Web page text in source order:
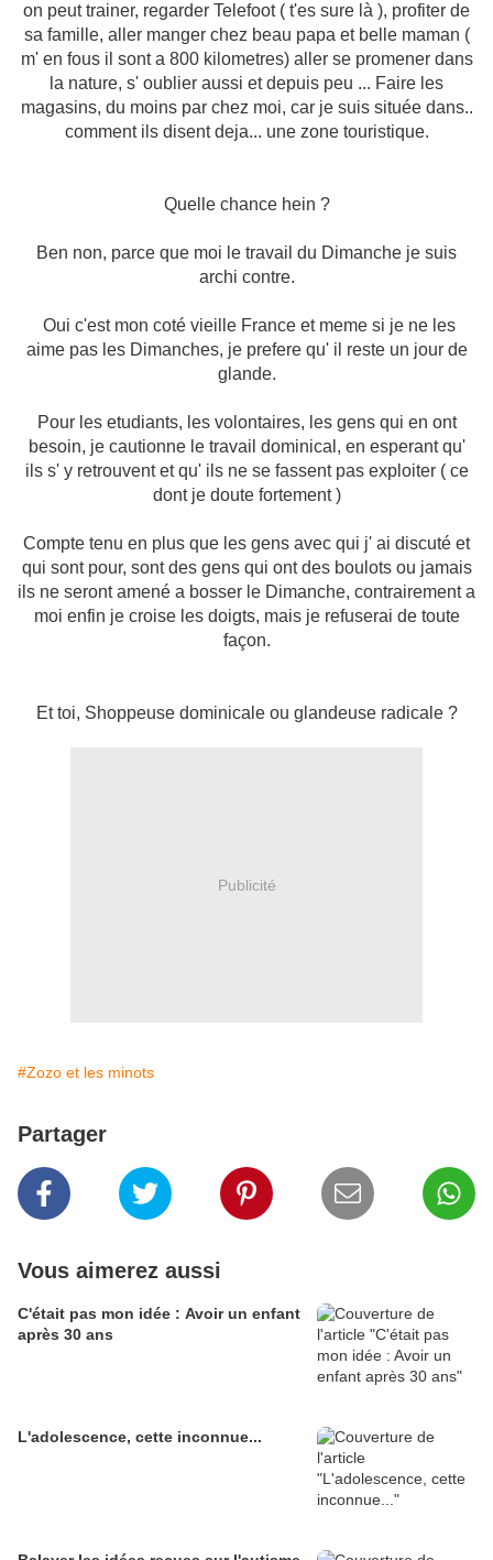
on peut trainer, regarder Telefoot ( t'es sure là ), profiter de
sa famille, aller manger chez beau papa et belle maman (
m' en fous il sont a 800 kilometres) aller se promener dans
la nature, s' oublier aussi et depuis peu ... Faire les
magasins, du moins par chez moi, car je suis située dans..
comment ils disent deja... une zone touristique.
Quelle chance hein ?
Ben non, parce que moi le travail du Dimanche je suis
archi contre.
Oui c'est mon coté vieille France et meme si je ne les
aime pas les Dimanches, je prefere qu' il reste un jour de
glande.
Pour les etudiants, les volontaires, les gens qui en ont
besoin, je cautionne le travail dominical, en esperant qu'
ils s' y retrouvent et qu' ils ne se fassent pas exploiter ( ce
dont je doute fortement )
Compte tenu en plus que les gens avec qui j' ai discuté et
qui sont pour, sont des gens qui ont des boulots ou jamais
ils ne seront amené a bosser le Dimanche, contrairement a
moi enfin je croise les doigts, mais je refuserai de toute
façon.
Et toi, Shoppeuse dominicale ou glandeuse radicale ?
Publicité
#Zozo et les minots
Partager
Vous aimerez aussi
C'était pas mon idée : Avoir un enfant
après 30 ans
L'adolescence, cette inconnue...